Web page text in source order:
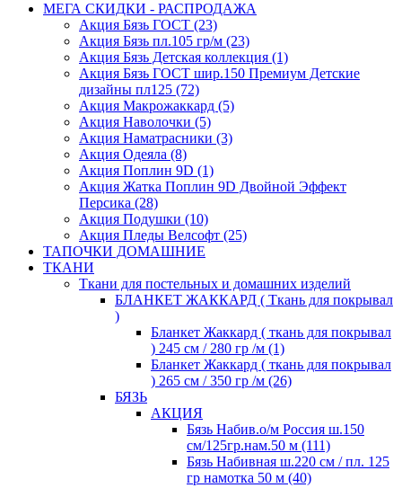
МЕГА СКИДКИ - РАСПРОДАЖА
Акция Бязь ГОСТ (23)
Акция Бязь пл.105 гр/м (23)
Акция Бязь Детская коллекция (1)
Акция Бязь ГОСТ шир.150 Премиум Детские
дизайны пл125 (72)
Акция Макрожаккард (5)
Акция Наволочки (5)
Акция Наматрасники (3)
Акция Одеяла (8)
Акция Поплин 9D (1)
Акция Жатка Поплин 9D Двойной Эффект
Персика (28)
Акция Подушки (10)
Акция Пледы Велсофт (25)
ТАПОЧКИ ДОМАШНИЕ
ТКАНИ
Ткани для постельных и домашних изделий
БЛАНКЕТ ЖАККАРД ( Ткань для покрывал
)
Бланкет Жаккард ( ткань для покрывал
) 245 см / 280 гр /м (1)
Бланкет Жаккард ( ткань для покрывал
) 265 см / 350 гр /м (26)
БЯЗЬ
АКЦИЯ
Бязь Набив.о/м Россия ш.150
см/125гр.нам.50 м (111)
Бязь Набивная ш.220 см / пл. 125
гр намотка 50 м (40)